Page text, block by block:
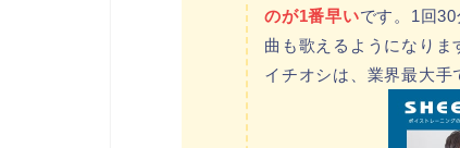
のが1番早いです。1回
曲も歌えるようになりま
イチオシは、業界最大手